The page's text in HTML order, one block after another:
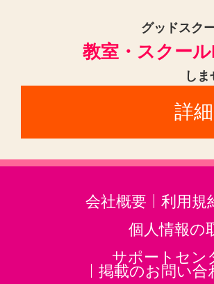
グッドスク
教室・スクー
しま
詳
会社概要 利用規
個人情報の
サポートセン
掲載のお問い合